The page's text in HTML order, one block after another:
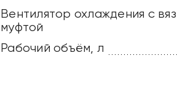
Вентилятор охлаждения с
муфтой
Рабочий объём, л